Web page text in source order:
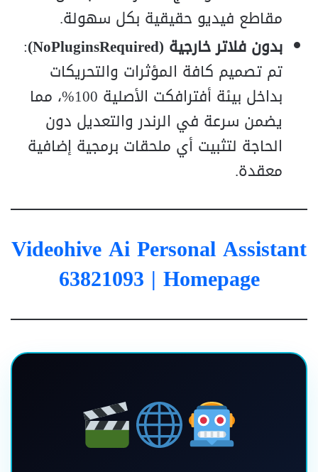
مقاطع فيديو حقيقية بكل سهولة.
بدون فلاتر خارجية (NoPluginsRequired)
:
تم تصميم كافة المؤثرات والتحريكات
بداخل بيئة أفترافكت الأصلية 100%، مما
يضمن سرعة في الرندر والتعديل دون
الحاجة لتثبيت أي ملحقات برمجية إضافية
معقدة.
Videohive Ai Personal Assistant
63821093 | Homepage